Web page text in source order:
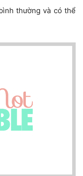
thường và có thể